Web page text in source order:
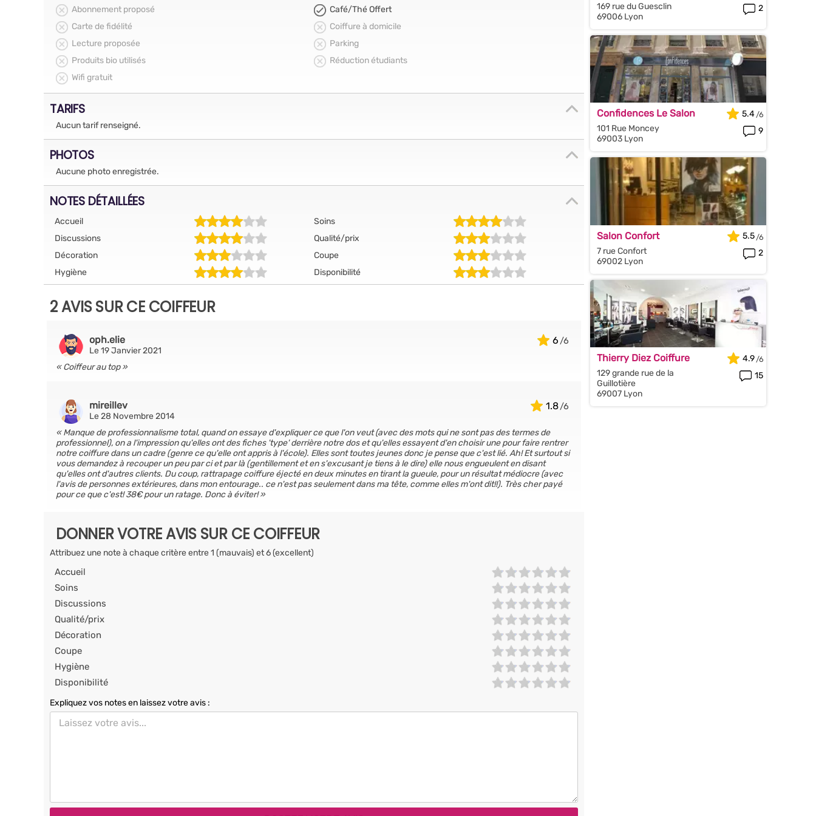
Abonnement proposé
Café/Thé Offert
Carte de fidélité
Coiffure à domicile
Lecture proposée
Parking
Produits bio utilisés
Réduction étudiants
Wifi gratuit
TARIFS
Aucun tarif renseigné.
PHOTOS
Aucune photo enregistrée.
NOTES DÉTAILLÉES
Accueil
Soins
Discussions
Qualité/prix
Décoration
Coupe
Hygiène
Disponibilité
2 AVIS SUR CE COIFFEUR
6
oph.elie
Le 19 Janvier 2021
Coiffeur au top
1.8
mireillev
Le 28 Novembre 2014
Manque de professionnalisme total, quand on essaye d'expliquer ce que l'on veut (avec des mots qui ne sont pas des termes de
professionnel), on a l'impression qu'elles ont des fiches 'type' derrière notre dos et qu'elles essayent d'en choisir une pour faire rentrer
notre coiffure dans un cadre (genre ce qu'elle ont appris à l'école). Elles sont toutes jeunes donc je pense que c'est lié. Ah! Et surtout si
vous demandez à recouper un peu par ci et par là (gentillement et en s'excusant je tiens à le dire) elle nous engueulent en disant
qu'elles ont d'autres clients. Du coup, rattrapage coiffure éjecté en deux minutes en tirant la gueule, pour un résultat médiocre (avec
l'avis de personnes extérieures, dans mon entourage.. ce n'est pas seulement dans ma tête, comme elles m'ont dit!!). Très cher payé
pour ce que c'est! 38€ pour un ratage. Donc à éviter!
DONNER VOTRE AVIS SUR CE COIFFEUR
Attribuez une note à chaque critère entre 1 (mauvais) et 6 (excellent)
Accueil
Soins
Discussions
Qualité/prix
Décoration
Coupe
Hygiène
Disponibilité
Expliquez vos notes en laissez votre avis :
169 rue du Guesclin
69006 Lyon
2
Confidences Le Salon
101 Rue Moncey
69003 Lyon
5.4
9
Salon Confort
7 rue Confort
69002 Lyon
5.5
2
Thierry Diez Coiffure
129 grande rue de la
Guillotière
69007 Lyon
4.9
15